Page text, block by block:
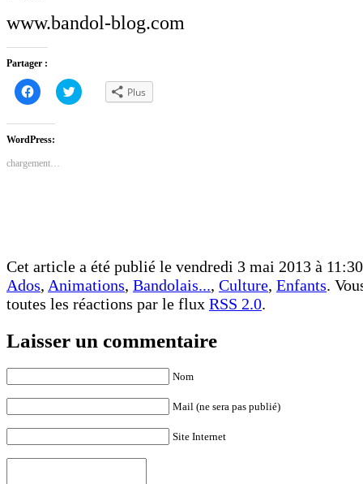
www.bandol-blog.com
Partager :
Cliquez
pour
partager
Facebook(ouvre
dans
nouvelle
fenêtre)
Cliquez
pour Plus
WordPress:
chargement…
Cet article a été publié le vendredi 3 mai 2013 à
Ados, Animations, Bandolais..., Culture, Enfants.
toutes les réactions par le flux RSS 2.0.
Laisser un commentaire
Nom
Mail (ne sera pas publié)
Site Internet